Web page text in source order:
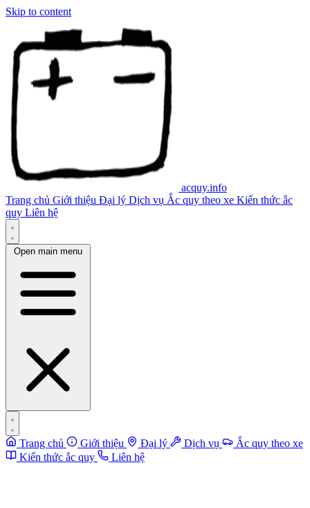
Skip to content
acquy.info
Trang chủ Giới thiệu Đại lý Dịch vụ Ắc quy theo xe Kiến thức ắc
quy Liên hệ
Open main menu
Trang chủ Giới thiệu Đại lý Dịch vụ
Ắc quy theo xe
Kiến thức ắc quy
Liên hệ